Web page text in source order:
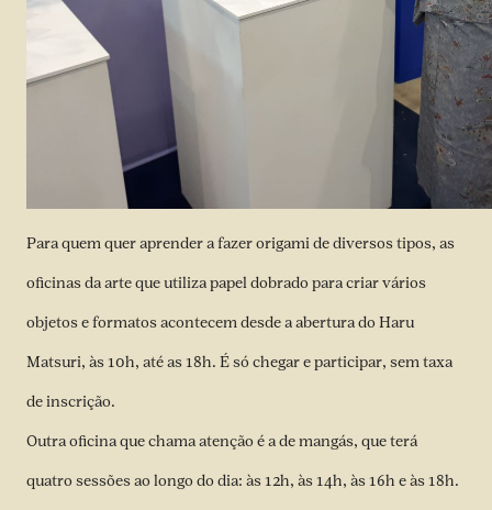
Para quem quer aprender a fazer origami de diversos tipos, as
oficinas da arte que utiliza papel dobrado para criar vários
objetos e formatos acontecem desde a abertura do Haru
Matsuri, às 10h, até as 18h. É só chegar e participar, sem taxa
de inscrição.
Outra oficina que chama atenção é a de mangás, que terá
quatro sessões ao longo do dia: às 12h, às 14h, às 16h e às 18h.